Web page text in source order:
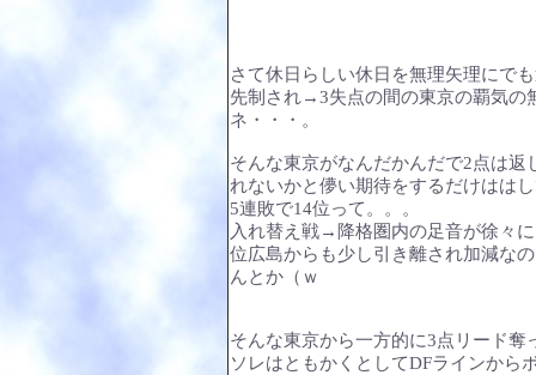
さて休日らしい休日を無理矢理にで
先制され→3失点の間の東京の覇気の
ネ・・・。
そんな東京がなんだかんだで2点は
れないかと儚い期待をするだけはは
5連敗で14位って。。。
入れ替え戦→降格圏内の足音が徐々
位広島からも少し引き離され加減な
んとか（ｗ
そんな東京から一方的に3点リード
ソレはともかくとしてDFラインから